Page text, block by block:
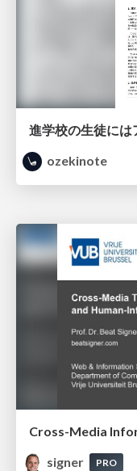
進学校の生徒には
ozekinote
signer
PRO